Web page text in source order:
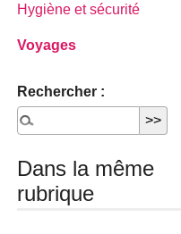
Hygiène et sécurité
Voyages
Rechercher :
Dans la même
rubrique